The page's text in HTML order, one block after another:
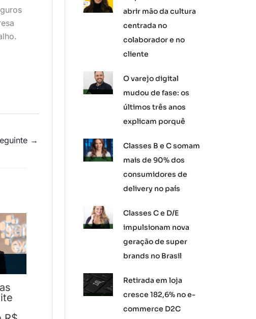
→
abrir mão da cultura
centrada no
colaborador e no
cliente
O varejo digital
mudou de fase: os
últimos três anos
explicam porquê
Classes B e C somam
mais de 90% dos
consumidores de
delivery no país
Classes C e D/E
impulsionam nova
geração de super
brands no Brasil
Retirada em loja
cresce 182,6% no e-
commerce D2C